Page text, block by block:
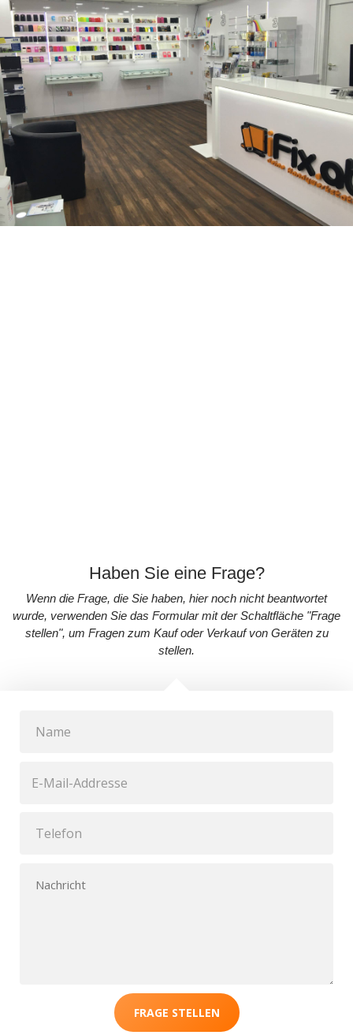
Haben Sie eine Frage?
Wenn die Frage, die Sie haben, hier noch nicht beantwortet
wurde, verwenden Sie das Formular mit der Schaltfläche "Frage
stellen", um Fragen zum Kauf oder Verkauf von Geräten zu
stellen.
FRAGE STELLEN